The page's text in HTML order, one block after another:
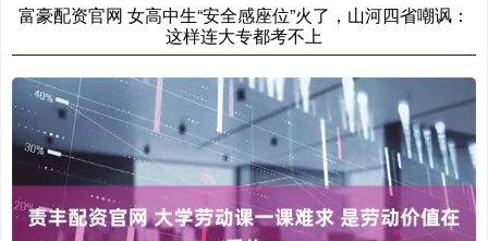
富豪配资官网 女高中生“安全感座位”火了，山河四省嘲讽：
这样连大专都考不上